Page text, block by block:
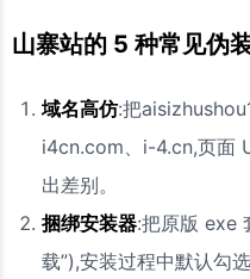
山寨站的 5 种常见伪
域名高仿:把
i4cn.com、i-4.cn,页面
出差别。
捆绑安装器:把原版 exe
载”),安装过程中默认勾